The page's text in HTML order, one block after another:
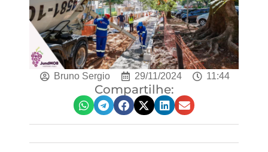
Bruno Sergio 29/11/2024 11:44
Compartilhe: